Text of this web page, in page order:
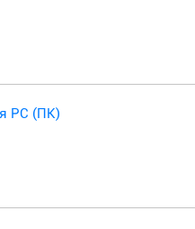
PC (ПК)